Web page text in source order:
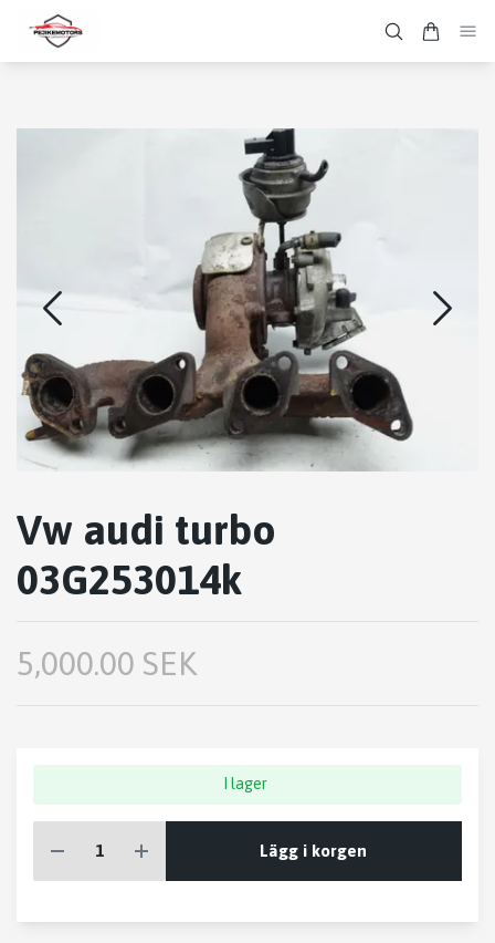
Vw audi turbo
03G253014k
5,000.00 SEK
I lager
Lägg i korgen